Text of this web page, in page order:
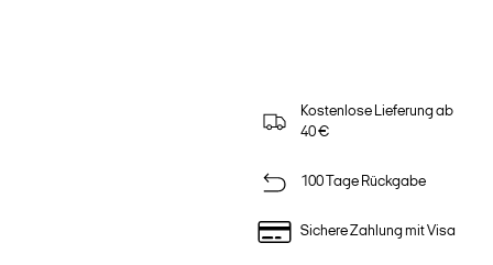
Kostenlose Lieferung ab
40 €
100 Tage Rückgabe
Sichere Zahlung mit Visa